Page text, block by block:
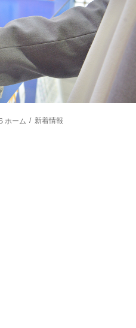
ホーム 新着情報